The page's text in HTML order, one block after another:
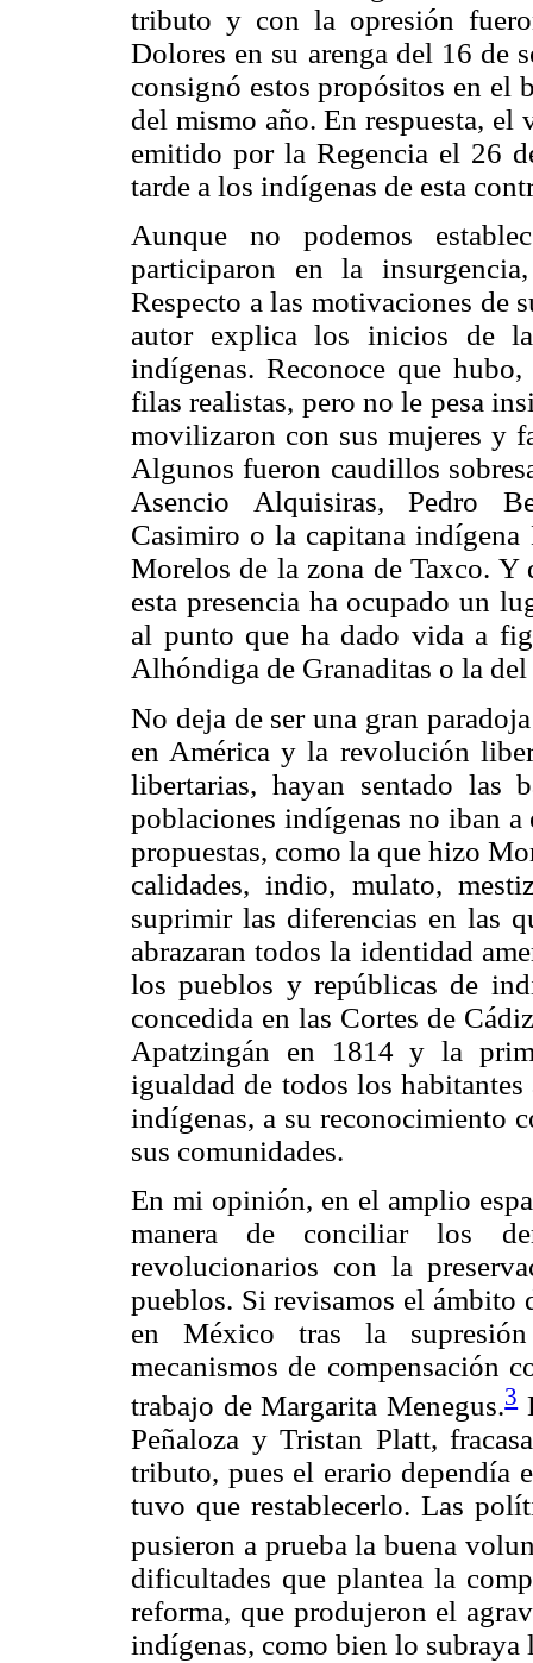
tributo y con la opresión
Dolores en su arenga del 16 de
consignó estos propósitos en el
del mismo año. En respuesta, el
emitido por la Regencia el 26
tarde a los indígenas de esta
Aunque no podemos
participaron en la
Respecto a las motivaciones
autor explica los inicios de
indígenas. Reconoce que
filas realistas, pero no le pesa
movilizaron con sus mujeres y
Algunos fueron caudillos
Asencio Alquisiras, Pedro
Casimiro o la capitana
Morelos de la zona de Taxco. Y
esta presencia ha ocupado un
al punto que ha dado vida a
Alhóndiga de Granaditas o la
No deja de ser una gran
en América y la revolución
libertarias, hayan sentado las
poblaciones indígenas no iban a
propuestas, como la que hizo
calidades, indio, mulato,
suprimir las diferencias en las
abrazaran todos la identidad
los pueblos y repúblicas de
concedida en las Cortes de
Apatzingán en 1814 y la
igualdad de todos los
indígenas, a su reconocimiento
sus comunidades.
En mi opinión, en el amplio
manera de conciliar los
revolucionarios con la
pueblos. Si revisamos el ámbito
en México tras la
mecanismos de compensación
trabajo de Margarita Menegus.3
Peñaloza y Tristan Platt,
tributo, pues el erario dependía
tuvo que restablecerlo. Las
pusieron a prueba la buena
dificultades que plantea la
reforma, que produjeron el
indígenas, como bien lo subraya